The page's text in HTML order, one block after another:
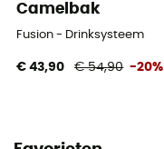
Camelbak
Fusion - Drinksysteem
€ 43,90 € 54,90 -20%